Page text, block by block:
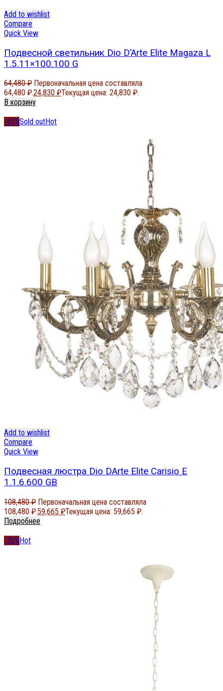
Add to wishlist
Compare
Quick View
Подвесной светильник Dio D’Arte Elite Magaza L
1.5.11×100.100 G
64,480₽ Первоначальная цена составляла
64,480 ₽.24,830 ₽Текущая цена: 24,830 ₽.
В корзину
-45%Sold outHot
Add to wishlist
Compare
Quick View
Подвесная люстра Dio DArte Elite Carisio E
1.1.6.600 GB
108,480₽ Первоначальная цена составляла
108,480 ₽.59,665 ₽Текущая цена: 59,665 ₽.
Подробнее
-76%Hot